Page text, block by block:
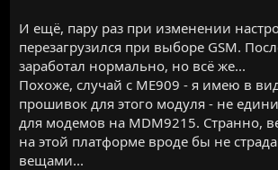
И ещё, пару раз при изменении
перезагрузился при выборе GSM.
заработал нормально, но всё же...
Похоже, случай с ME909 - я имею в
прошивок для этого модуля - не
для модемов на MDM9215. Странно,
на этой платформе вроде бы не
вещами...